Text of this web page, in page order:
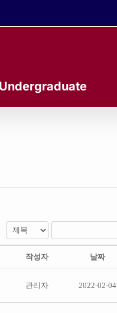
Undergraduate
작성자 날짜
관리자 2022-02-04